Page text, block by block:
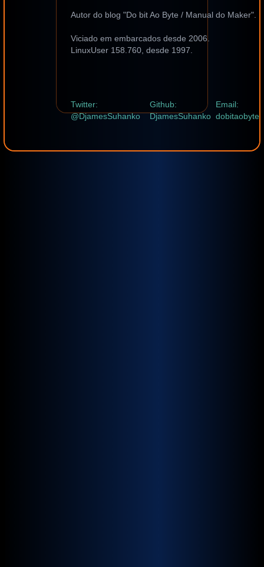
Autor do blog "Do bit Ao Byte / Manual do Maker".
Viciado em embarcados desde 2006.
LinuxUser 158.760, desde 1997.
Twitter:
@DjamesSuhanko
Github:
DjamesSuhanko
Email: